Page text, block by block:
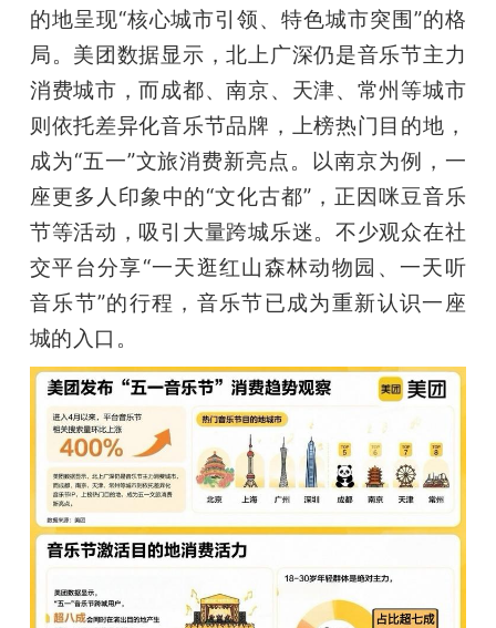
题
爱
机
的地呈现“核心城市引领、特色城市突围”的格
局。美团数据显示，北上广深仍是音乐节主力
消费城市，而成都、南京、天津、常州等城市
则依托差异化音乐节品牌，上榜热门目的地，
成为“五一”文旅消费新亮点。以南京为例，一
座更多人印象中的“文化古都”，正因咪豆音乐
节等活动，吸引大量跨城乐迷。不少观众在社
交平台分享“一天逛红山森林动物园、一天听
音乐节”的行程，音乐节已成为重新认识一座
城的入口。